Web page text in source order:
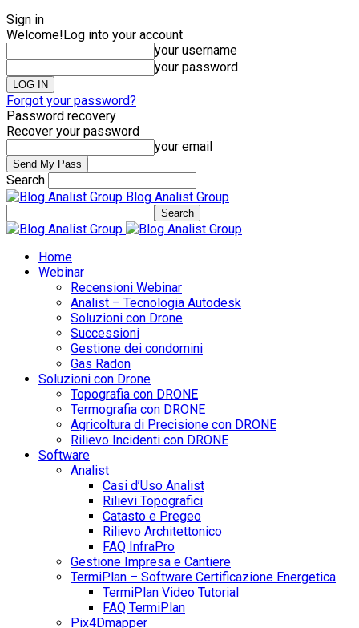
Sign in
Welcome!Log into your account
your username
your password
Forgot your password?
Password recovery
Recover your password
your email
Search
Blog Analist Group
Home
Webinar
Recensioni Webinar
Analist – Tecnologia Autodesk
Soluzioni con Drone
Successioni
Gestione dei condomini
Gas Radon
Soluzioni con Drone
Topografia con DRONE
Termografia con DRONE
Agricoltura di Precisione con DRONE
Rilievo Incidenti con DRONE
Software
Analist
Casi d’Uso Analist
Rilievi Topografici
Catasto e Pregeo
Rilievo Architettonico
FAQ InfraPro
Gestione Impresa e Cantiere
TermiPlan – Software Certificazione Energetica
TermiPlan Video Tutorial
FAQ TermiPlan
Pix4Dmapper